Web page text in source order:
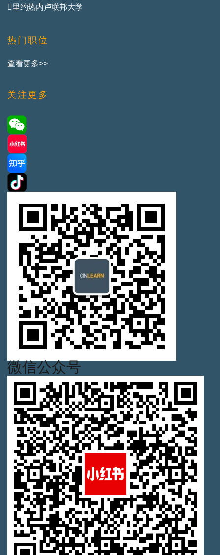
里约热内卢联邦大学
热门职位
查看更多>>
关注更多
微信公众号